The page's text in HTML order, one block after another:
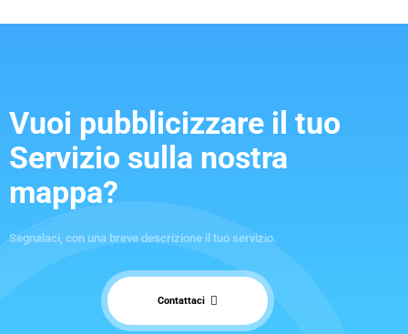
Vuoi pubblicizzare il tuo
Servizio sulla nostra
mappa?
Segnalaci, con una breve descrizione il tuo servizio.
Contattaci